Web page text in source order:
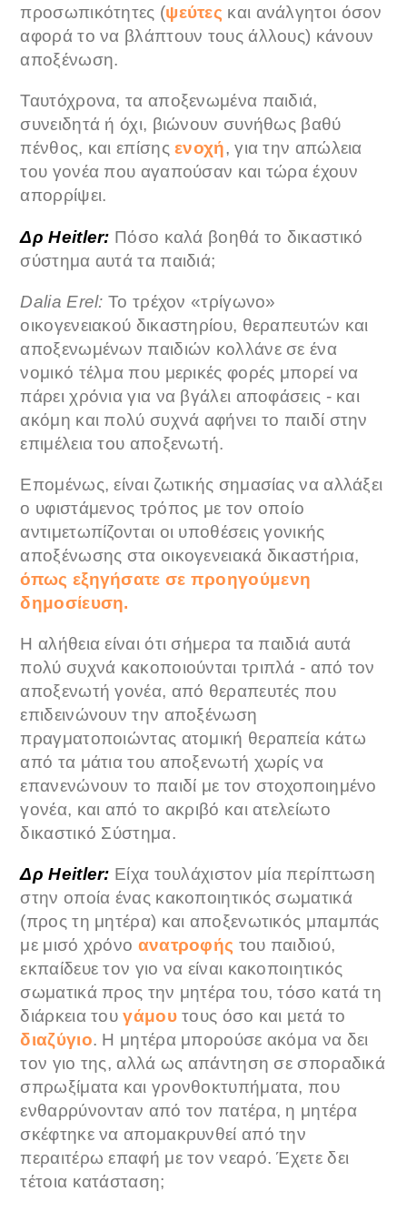
προσωπικότητες (ψεύτες και ανάλγητοι όσον
αφορά το να βλάπτουν τους άλλους) κάνουν
αποξένωση.
Ταυτόχρονα, τα αποξενωμένα παιδιά,
συνειδητά ή όχι, βιώνουν συνήθως βαθύ
πένθος, και επίσηςενοχή, για την απώλεια
του γονέα που αγαπούσαν και τώρα έχουν
απορρίψει.
Δρ Heitler: Πόσο καλά βοηθά το δικαστικό
σύστημα αυτά τα παιδιά;
Dalia Erel:Το τρέχον «τρίγωνο»
οικογενειακού δικαστηρίου, θεραπευτών και
αποξενωμένων παιδιών κολλάνε σε ένα
νομικό τέλμα που μερικές φορές μπορεί να
πάρει χρόνια για να βγάλει αποφάσεις - και
ακόμη και πολύ συχνά αφήνει το παιδί στην
επιμέλεια του αποξενωτή.
Επομένως, είναι ζωτικής σημασίας να αλλάξει
ο υφιστάμενος τρόπος με τον οποίο
αντιμετωπίζονται οι υποθέσεις γονικής
αποξένωσης στα οικογενειακά δικαστήρια,
όπως εξηγήσατε σε προηγούμενη
δημοσίευση.
Η αλήθεια είναι ότι σήμερα τα παιδιά αυτά
πολύ συχνά κακοποιούνται τριπλά - από τον
αποξενωτή γονέα, από θεραπευτές που
επιδεινώνουν την αποξένωση
πραγματοποιώντας ατομική θεραπεία κάτω
από τα μάτια του αποξενωτή χωρίς να
επανενώνουν το παιδί με τον στοχοποιημένο
γονέα, και από το ακριβό και ατελείωτο
δικαστικό Σύστημα.
Δρ Heitler: Είχα τουλάχιστον μία περίπτωση
στην οποία ένας κακοποιητικός σωματικά
(προς τη μητέρα) και αποξενωτικός μπαμπάς
με μισό χρόνο ανατροφής του παιδιού,
εκπαίδευε τον γιο να είναι κακοποιητικός
σωματικά προς την μητέρα του, τόσο κατά τη
διάρκεια τουγάμουτους όσο και μετά το
διαζύγιο. Η μητέρα μπορούσε ακόμα να δει
τον γιο της, αλλά ως απάντηση σε σποραδικά
σπρωξίματα και γρονθοκτυπήματα, που
ενθαρρύνονταν από τον πατέρα, η μητέρα
σκέφτηκε να απομακρυνθεί από την
περαιτέρω επαφή με τον νεαρό. Έχετε δει
τέτοια κατάσταση;